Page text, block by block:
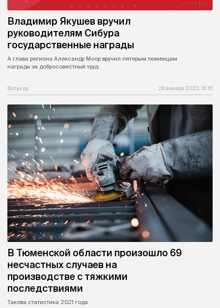
Владимир Якушев вручил
руководителям Сибура
государственные награды
А глава региона Александр Моор вручил пятерым тюменцам
награды за добросовестный труд.
Вслух.ру 28 января 2022, 16:15
В Тюменской области произошло 69
несчастных случаев на
производстве с тяжкими
последствиями
Такова статистика 2021 года.